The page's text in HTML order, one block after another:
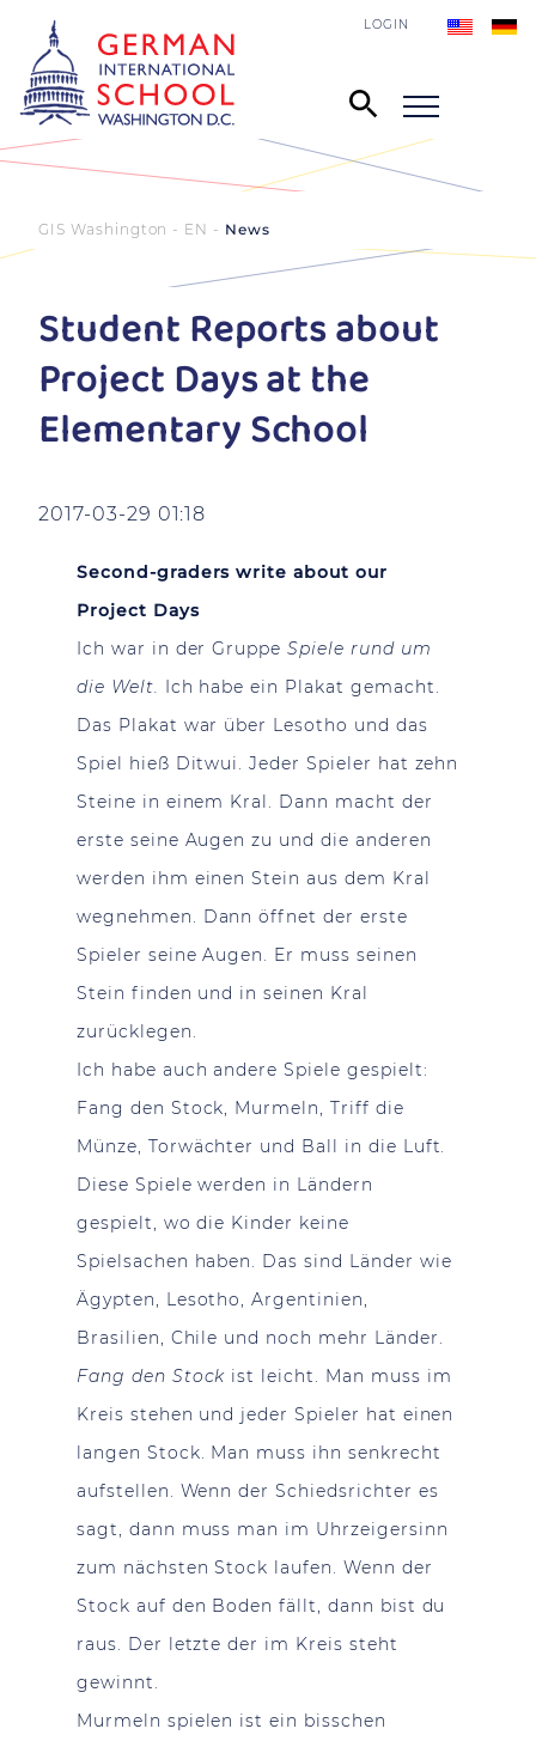
LOGIN
GIS Washington - EN News
Student Reports about
Project Days at the
Elementary School
2017-03-29 01:18
Second-graders write about our
Project Days
Ich war in der GruppeSpiele rund um
die Welt. Ich habe ein Plakat gemacht.
Das Plakat war über Lesotho und das
Spiel hieß Ditwui. Jeder Spieler hat zehn
Steine in einem Kral. Dann macht der
erste seine Augen zu und die anderen
werden ihm einen Stein aus dem Kral
wegnehmen. Dann öffnet der erste
Spieler seine Augen. Er muss seinen
Stein finden und in seinen Kral
zurücklegen.
Ich habe auch andere Spiele gespielt:
Fang den Stock, Murmeln, Triff die
Münze, Torwächter und Ball in die Luft.
Diese Spiele werden in Ländern
gespielt, wo die Kinder keine
Spielsachen haben. Das sind Länder wie
Ägypten, Lesotho, Argentinien,
Brasilien, Chile und noch mehr Länder.
Fang den Stock ist leicht. Man muss im
Kreis stehen und jeder Spieler hat einen
langen Stock. Man muss ihn senkrecht
aufstellen. Wenn der Schiedsrichter es
sagt, dann muss man im Uhrzeigersinn
zum nächsten Stock laufen. Wenn der
Stock auf den Boden fällt, dann bist du
raus. Der letzte der im Kreis steht
gewinnt.
Murmeln spielen ist ein bisschen